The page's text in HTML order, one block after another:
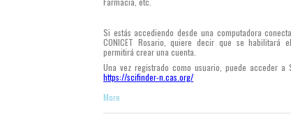
Si estás accediendo desde una computadora
CONICET Rosario, quiere decir que se habilitará
permitirá crear una cuenta.
Una vez registrado como usuario, puede acceder a
https://scifinder-n.cas.org/
More